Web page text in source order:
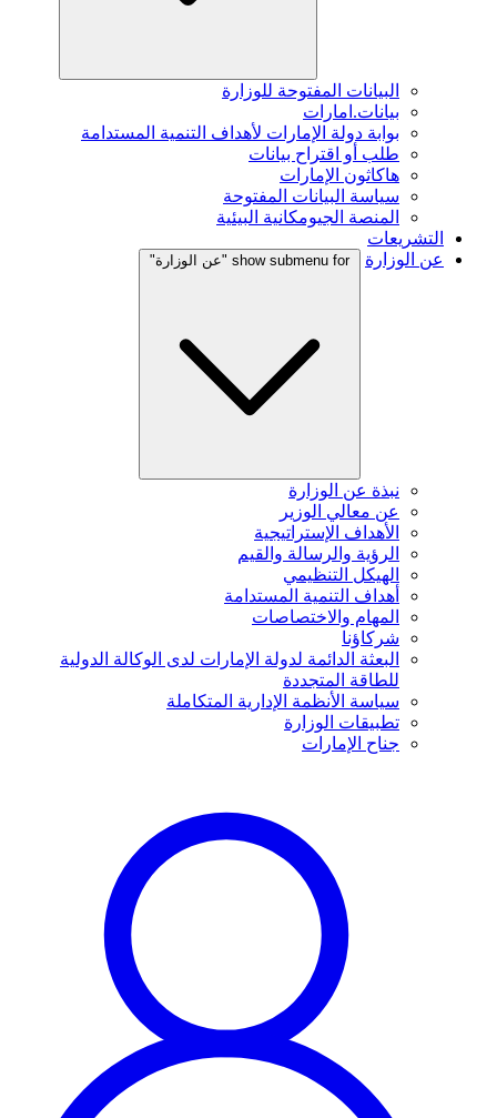
البيانات المفتوحة للوزارة
بيانات.امارات
بوابة دولة الإمارات لأهداف التنمية المستدامة
طلب أو اقتراح بيانات
هاكاثون الإمارات
سياسة البيانات المفتوحة
المنصة الجيومكانية البيئية
التشريعات
عن الوزارة
show submenu for "عن الوزارة"
نبذة عن الوزارة
عن معالي الوزير
الأهداف الإستراتيجية
الرؤية والرسالة والقيم
الهيكل التنظيمي
أهداف التنمية المستدامة
المهام والاختصاصات
شركاؤنا
البعثة الدائمة لدولة الإمارات لدى الوكالة الدولية
للطاقة المتجددة
سياسة الأنظمة الإدارية المتكاملة
تطبيقات الوزارة
جناح الإمارات